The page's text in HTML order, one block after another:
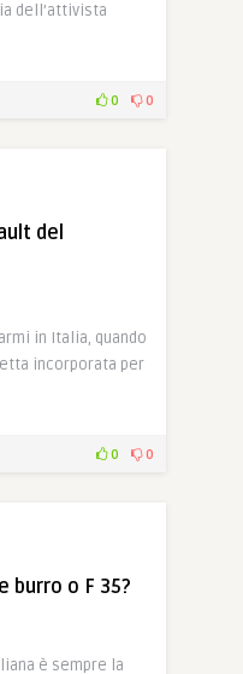
dell’attivista
0 0
del
in Italia, quando
incorporata per
0 0
burro o F 35?
è sempre la